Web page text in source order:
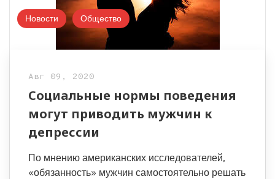
Новости Общество
Авг 09, 2020
Социальные нормы поведения
могут приводить мужчин к
депрессии
По мнению американских исследователей,
«обязанность» мужчин самостоятельно решать